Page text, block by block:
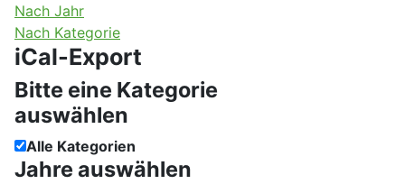
Nach Jahr
Nach Kategorie
iCal-Export
Bitte eine Kategorie
auswählen
Alle Kategorien
Jahre auswählen